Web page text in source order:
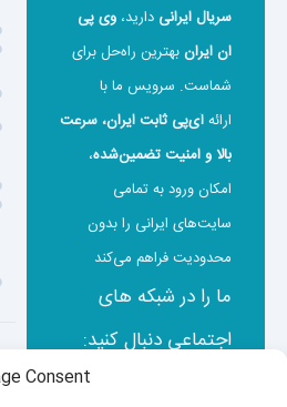
Consent
سریال ایرانیدارید،وی‌ پی‌
ان ایرانبهترین راه‌حل برای
شماست. سرویس ما با
آی‌پی ثابت ایران، سرعت
بالا و امنیت تضمین‌شده،
امکان ورود به تمامی
سایت‌های ایرانی را بدون
محدودیت فراهم می‌کند
ما را در شبکه های
اجتماعی دنبال کنید: